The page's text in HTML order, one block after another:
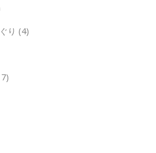
り (4)